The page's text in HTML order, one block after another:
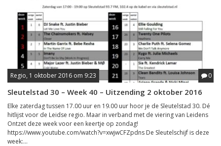
Regio, 1 oktober 2016 om 9:23 0
Sleutelstad 30 – Week 40 – Uitzending 2 oktober 2016
Elke zaterdag tussen 17.00 uur en 19.00 uur hoor je de Sleutelstad 30. Dé
hitlijst voor de Leidse regio. Maar in verband met de viering van Leidens
Ontzet deze week voor een keertje op zondag!
https://www.youtube.com/watch?v=xwjwCFZpdns De Sleutelschijf is deze
week:...